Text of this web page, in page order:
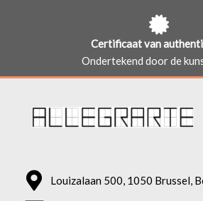
Certificaat van
Ondertekend door de
Louizalaan 500, 1050 Brussel,